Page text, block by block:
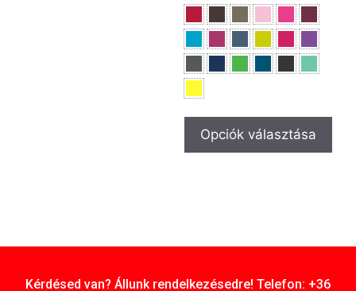
Opciók választása
Kérdésed van? Állunk rendelkezésedre! Telefon: +36